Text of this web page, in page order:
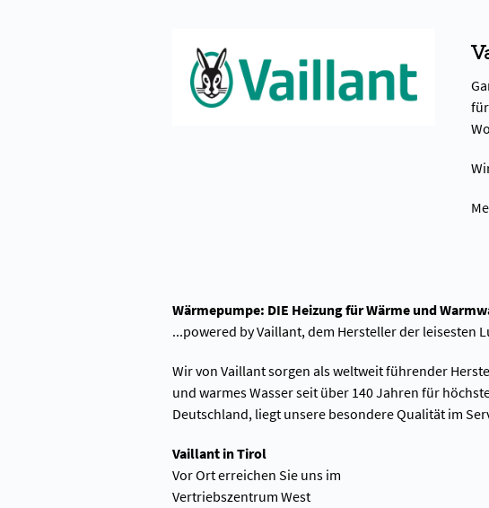
Wärmepumpe: DIE Heizung für Wärme und
...powered by Vaillant, dem Hersteller der leisesten
Wir von Vaillant sorgen als weltweit führender
und warmes Wasser seit über 140 Jahren für
Deutschland, liegt unsere besondere Qualität im
Vaillant in Tirol
Vor Ort erreichen Sie uns im
Vertriebszentrum West